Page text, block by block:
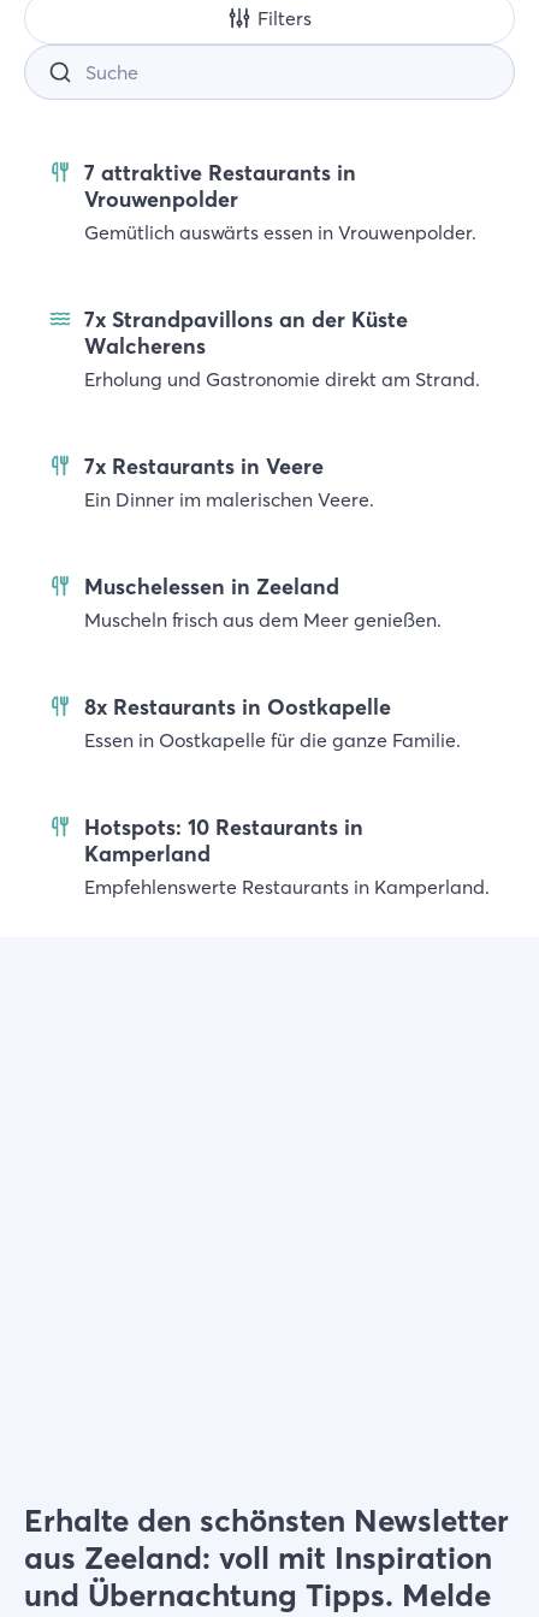
Suche
Filters
7 attraktive Restaurants in
Vrouwenpolder
Gemütlich auswärts essen in Vrouwenpolder.
7x Strandpavillons an der Küste
Walcherens
Erholung und Gastronomie direkt am Strand.
7x Restaurants in Veere
Ein Dinner im malerischen Veere.
Muschelessen in Zeeland
Muscheln frisch aus dem Meer genießen.
8x Restaurants in Oostkapelle
Essen in Oostkapelle für die ganze Familie.
Hotspots: 10 Restaurants in
Kamperland
Empfehlenswerte Restaurants in Kamperland.
Erhalte den schönsten Newsletter
aus Zeeland: voll mit Inspiration
und Übernachtung Tipps. Melde